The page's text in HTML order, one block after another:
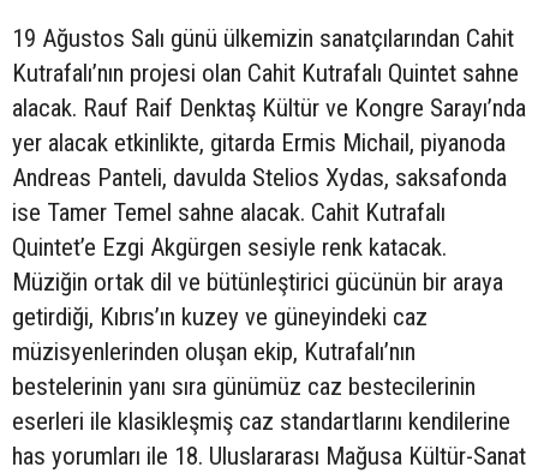
19 Ağustos Salı günü ülkemizin sanatçılarından Cahit
Kutrafalı’nın projesi olan Cahit Kutrafalı Quintet sahne
alacak. Rauf Raif Denktaş Kültür ve Kongre Sarayı’nda
yer alacak etkinlikte, gitarda Ermis Michail, piyanoda
Andreas Panteli, davulda Stelios Xydas, saksafonda
ise Tamer Temel sahne alacak. Cahit Kutrafalı
Quintet’e Ezgi Akgürgen sesiyle renk katacak.
Müziğin ortak dil ve bütünleştirici gücünün bir araya
getirdiği, Kıbrıs’ın kuzey ve güneyindeki caz
müzisyenlerinden oluşan ekip, Kutrafalı’nın
bestelerinin yanı sıra günümüz caz bestecilerinin
eserleri ile klasikleşmiş caz standartlarını kendilerine
has yorumları ile 18. Uluslararası Mağusa Kültür-Sanat